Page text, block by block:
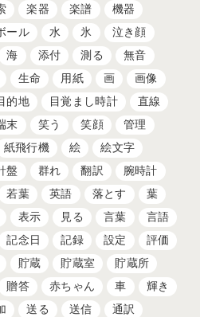
楽器 楽譜
機器
ール 水 氷
泣き顔
海 添付 測る
無音
生命 用紙 画
画像
的地 目覚まし時計
直線
末 笑う 笑顔
管理
紙飛行機 絵
絵文字
盤 群れ 翻訳
腕時計
若葉 英語 落とす
葉
表示 見る 言葉
言語
記念日 記録 設定
評価
貯蔵 貯蔵室
貯蔵所
贈答 赤ちゃん 車
輝き
送る 送信
通訳